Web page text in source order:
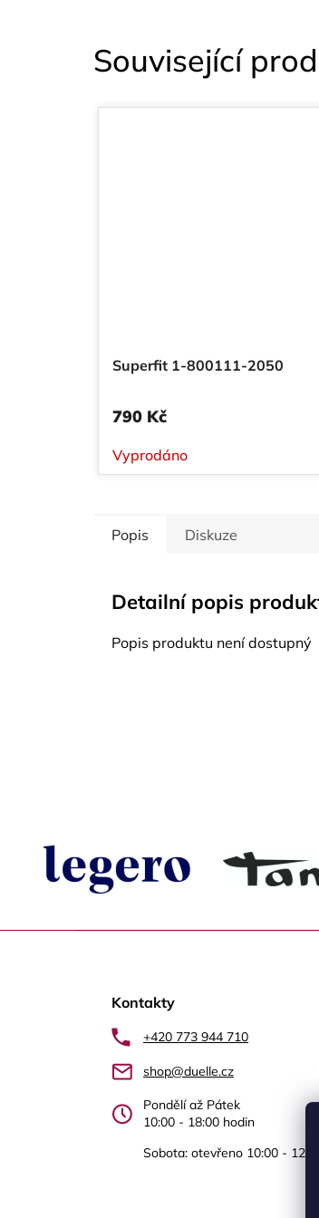
Související
Superfit 1-800111-2050
790 Kč
Vyprodáno
Popis Diskuze
Detailní popis
Popis produktu není dostupný
Kontakty
+420 773 944 710
shop@duelle.cz
Pondělí až Pátek
10:00 - 18:00 hodin
Sobota: otevřeno 10:00 -